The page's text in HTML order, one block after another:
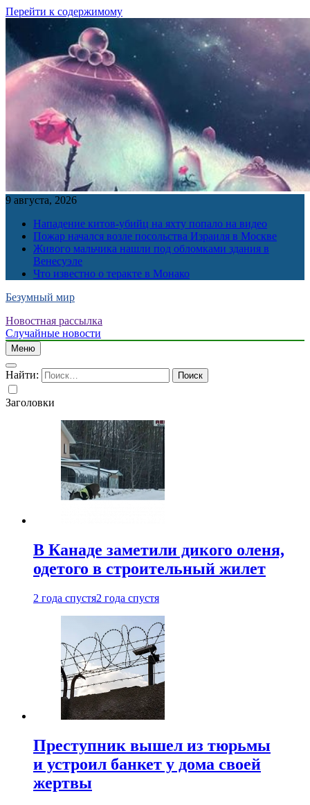
Перейти к содержимому
9 августа, 2026
Нападение китов-убийц на яхту попало на видео
Пожар начался возле посольства Израиля в Москве
Живого мальчика нашли под обломками здания в
Венесуэле
Что известно о теракте в Монако
Безумный мир
Новостная рассылка
Случайные новости
Меню
Найти:
Заголовки
В Канаде заметили дикого оленя,
одетого в строительный жилет
2 года спустя2 года спустя
Преступник вышел из тюрьмы
и устроил банкет у дома своей
жертвы